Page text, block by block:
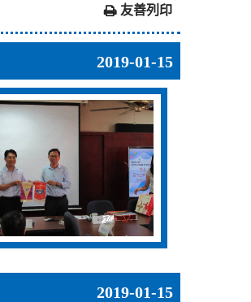
友善列印
2019-01-15
2019-01-15